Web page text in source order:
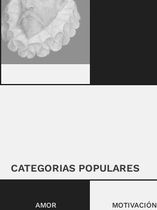
CATEGORIAS POPULARES
AMOR MOTIVACIÓN